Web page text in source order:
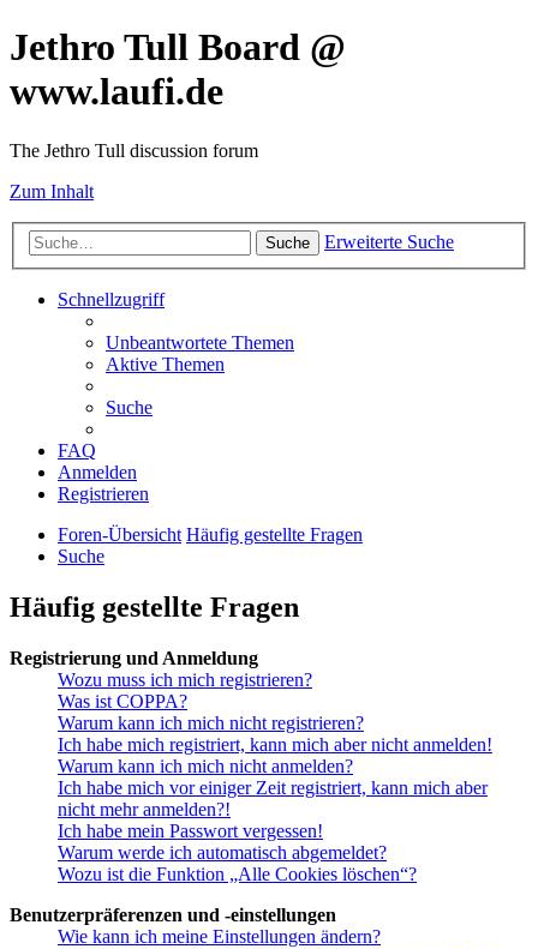
Jethro Tull Board @
www.laufi.de
The Jethro Tull discussion forum
Zum Inhalt
Suche Erweiterte Suche
Schnellzugriff
Unbeantwortete Themen
Aktive Themen
Suche
FAQ
Anmelden
Registrieren
Foren-Übersicht Häufig gestellte Fragen
Suche
Häufig gestellte Fragen
Registrierung und Anmeldung
Wozu muss ich mich registrieren?
Was ist COPPA?
Warum kann ich mich nicht registrieren?
Ich habe mich registriert, kann mich aber nicht anmelden!
Warum kann ich mich nicht anmelden?
Ich habe mich vor einiger Zeit registriert, kann mich aber
nicht mehr anmelden?!
Ich habe mein Passwort vergessen!
Warum werde ich automatisch abgemeldet?
Wozu ist die Funktion „Alle Cookies löschen“?
Benutzerpräferenzen und -einstellungen
Wie kann ich meine Einstellungen ändern?